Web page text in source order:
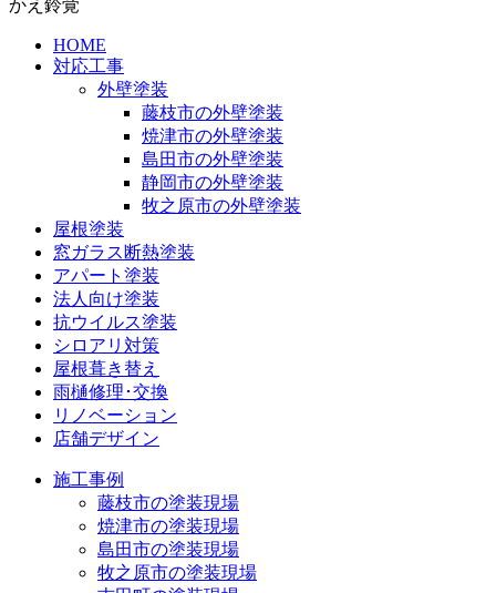
HOME
対応工事
外壁塗装
藤枝市の外壁塗装
焼津市の外壁塗装
島田市の外壁塗装
静岡市の外壁塗装
牧之原市の外壁塗装
屋根塗装
窓ガラス断熱塗装
アパート塗装
法人向け塗装
抗ウイルス塗装
シロアリ対策
屋根葺き替え
雨樋修理･交換
リノベーション
店舗デザイン
施工事例
藤枝市の塗装現場
焼津市の塗装現場
島田市の塗装現場
牧之原市の塗装現場